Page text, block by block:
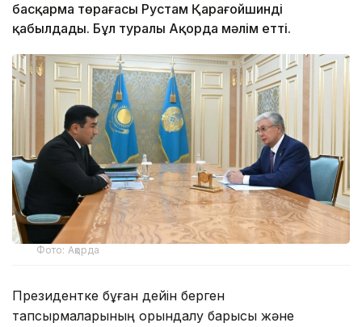
басқарма төрағасы Рустам Қарағойшинді
қабылдады. Бұл туралы Ақорда мәлім етті.
Фото: Ақорда
Президентке бұған дейін берген
тапсырмаларының орындалу барысы және